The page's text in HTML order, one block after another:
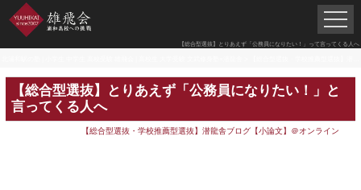
【総合型選抜】とりあえず「公務員になりたい！」って言ってくる人へ
【総合型選抜】とりあえず「公務員になりたい！」と
言ってくる人へ
【総合型選抜・学校推薦型選抜】潜龍舎ブログ【小論文】＠オンライン